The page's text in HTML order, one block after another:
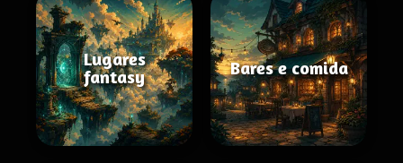
Lugares
fantasy
Bares e comida